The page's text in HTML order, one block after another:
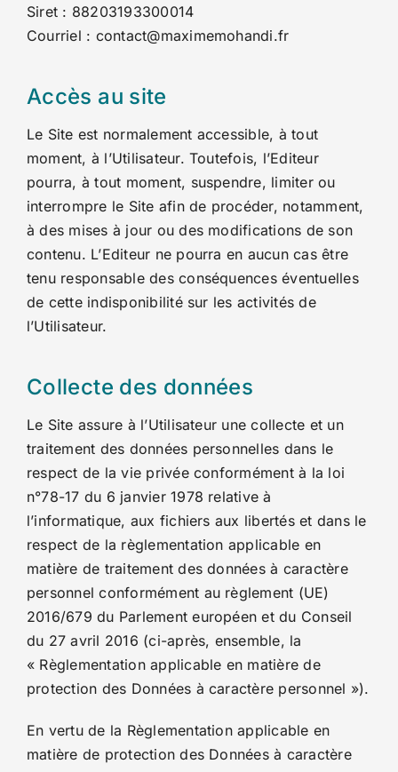
Siret : 88203193300014
Courriel : contact@maximemohandi.fr
Accès au site
Le Site est normalement accessible, à tout
moment, à l’Utilisateur. Toutefois, l’Editeur
pourra, à tout moment, suspendre, limiter ou
interrompre le Site afin de procéder, notamment,
à des mises à jour ou des modifications de son
contenu. L’Editeur ne pourra en aucun cas être
tenu responsable des conséquences éventuelles
de cette indisponibilité sur les activités de
l’Utilisateur.
Collecte des données
Le Site assure à l’Utilisateur une collecte et un
traitement des données personnelles dans le
respect de la vie privée conformément à la loi
n°78-17 du 6 janvier 1978 relative à
l’informatique, aux fichiers aux libertés et dans le
respect de la règlementation applicable en
matière de traitement des données à caractère
personnel conformément au règlement (UE)
2016/679 du Parlement européen et du Conseil
du 27 avril 2016 (ci-après, ensemble, la
« Règlementation applicable en matière de
protection des Données à caractère personnel »).
En vertu de la Règlementation applicable en
matière de protection des Données à caractère